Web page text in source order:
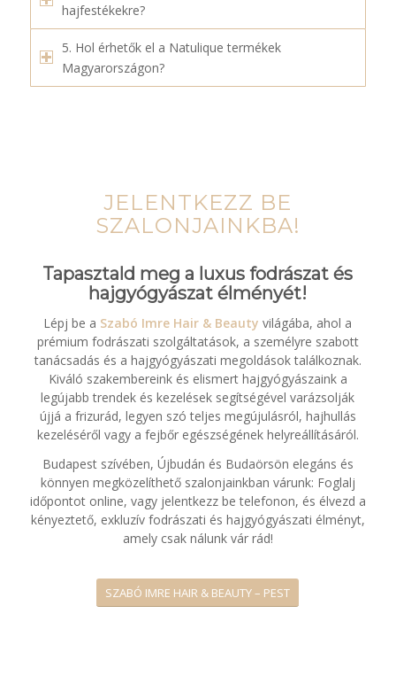
hajfestékekre?
5. Hol érhetők el a Natulique termékek
Magyarországon?
JELENTKEZZ BE
SZALONJAINKBA!
Tapasztald meg a luxus fodrászat és
hajgyógyászat élményét!
Lépj be a Szabó Imre Hair & Beauty világába, ahol a
prémium fodrászati szolgáltatások, a személyre szabott
tanácsadás és a hajgyógyászati megoldások találkoznak.
Kiváló szakembereink és elismert hajgyógyászaink a
legújabb trendek és kezelések segítségével varázsolják
újjá a frizurád, legyen szó teljes megújulásról, hajhullás
kezeléséről vagy a fejbőr egészségének helyreállításáról.
Budapest szívében, Újbudán és Budaörsön elegáns és
könnyen megközelíthető szalonjainkban várunk: Foglalj
időpontot online, vagy jelentkezz be telefonon, és élvezd a
kényeztető, exkluzív fodrászati és hajgyógyászati élményt,
amely csak nálunk vár rád!
SZABÓ IMRE HAIR & BEAUTY – PEST